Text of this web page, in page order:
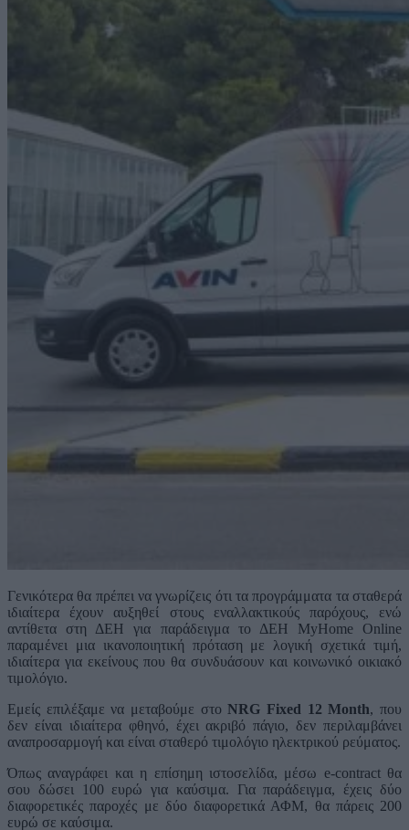
Γενικότερα θα πρέπει να γνωρίζεις ότι τα προγράμματα τα σταθερά
ιδιαίτερα έχουν αυξηθεί στους εναλλακτικούς παρόχους, ενώ
αντίθετα στη ΔΕΗ για παράδειγμα το ΔΕΗ MyHome Online
παραμένει μια ικανοποιητική πρόταση με λογική σχετικά τιμή,
ιδιαίτερα για εκείνους που θα συνδυάσουν και κοινωνικό οικιακό
τιμολόγιο.
Εμείς επιλέξαμε να μεταβούμε στοNRG Fixed 12 Month, που
δεν είναι ιδιαίτερα φθηνό, έχει ακριβό πάγιο, δεν περιλαμβάνει
αναπροσαρμογή και είναι σταθερό τιμολόγιο ηλεκτρικού ρεύματος.
Όπως αναγράφει και η επίσημη ιστοσελίδα, μέσω e-contract θα
σου δώσει 100 ευρώ για καύσιμα. Για παράδειγμα, έχεις δύο
διαφορετικές παροχές με δύο διαφορετικά ΑΦΜ, θα πάρεις 200
ευρώ σε καύσιμα.